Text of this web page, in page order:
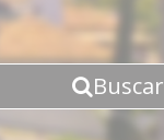
Buscar